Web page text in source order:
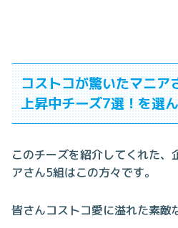
コストコが驚いたマニア
上昇中チーズ7選！を選
このチーズを紹介してくれた、
アさん5組はこの方々です。
皆さんコストコ愛に溢れた素敵